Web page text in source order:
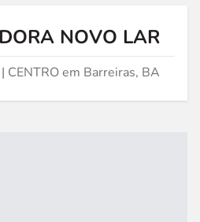
NOVO LAR
CENTRO em Barreiras, BA